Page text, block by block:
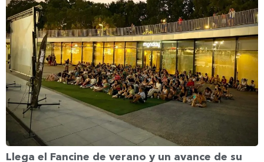
Llega el Fancine de verano y un avance de su